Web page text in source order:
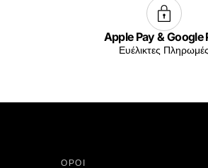
Apple Pay & Google
Ευέλικτες Πληρωμές
ΟΡΟΙ